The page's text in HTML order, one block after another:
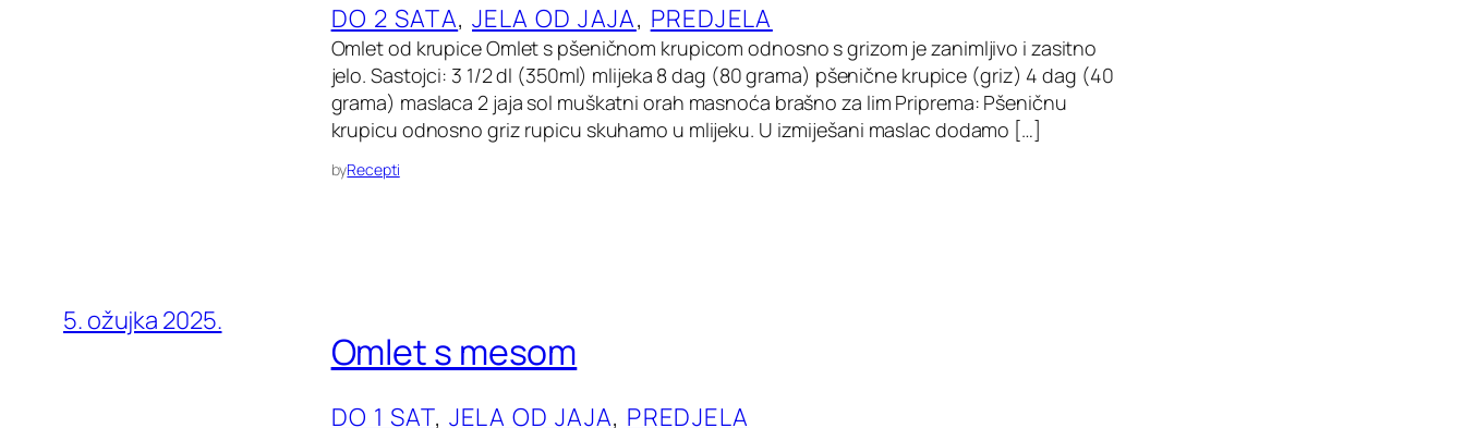
DO 2 SATA, JELA OD JAJA, PREDJELA
Omlet od krupice Omlet s pšeničnom krupicom odnosno s grizom je zanimljivo i zasitno
jelo. Sastojci: 3 1/2 dl (350ml) mlijeka 8 dag (80 grama) pšenične krupice (griz) 4 dag (40
grama) maslaca 2 jaja sol muškatni orah masnoća brašno za lim Priprema: Pšeničnu
krupicu odnosno griz rupicu skuhamo u mlijeku. U izmiješani maslac dodamo […]
byRecepti
5. ožujka 2025.
Omlet s mesom
DO 1 SAT, JELA OD JAJA, PREDJELA